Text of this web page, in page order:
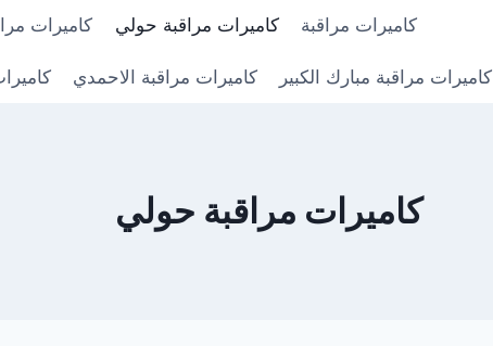
كاميرات مراقبة كاميرات مراقبة حولي كاميرات
كاميرات مراقبة مبارك الكبير كاميرات مراقبة الاحمدي
كاميرات مراقبة حولي